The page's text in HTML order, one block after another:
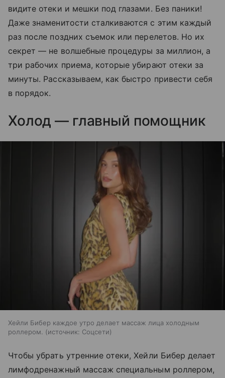
видите отеки и мешки под глазами. Без паники!
Даже знаменитости сталкиваются с этим каждый
раз после поздних съемок или перелетов. Но их
секрет — не волшебные процедуры за миллион, а
три рабочих приема, которые убирают отеки за
минуты. Рассказываем, как быстро привести себя
в порядок.
Холод — главный помощник
Хейли Бибер каждое утро делает массаж лица холодным
роллером.
источник: Соцсети
Чтобы убрать утренние отеки, Хейли Бибер делает
лимфодренажный массаж специальным роллером,